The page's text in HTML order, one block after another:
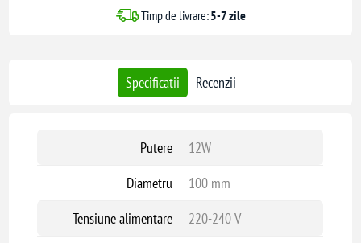
Diametru: 100 mm
Funcție antiretur: Da
Timp de livrare:5-7 zile
Specificatii Recenzii
Putere
12W
Diametru
100 mm
Tensiune alimentare
220-240 V